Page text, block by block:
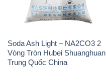
Soda Ash Light – NA2CO3 2
Vòng Tròn Hubei Shuanghuan
Trung Quốc China